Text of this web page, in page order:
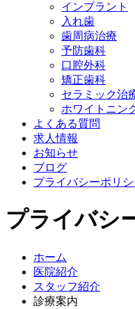
インプラント
入れ歯
歯周病治療
予防歯科
口腔外科
矯正歯科
セラミック治
ホワイトニン
よくある質問
求人情報
お知らせ
ブログ
プライバシーポリシ
プライバシ
ホーム
医院紹介
スタッフ紹介
診療案内